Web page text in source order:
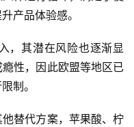
产品体验感。
，其潜在风险也逐渐显
性，因此欧盟等地区已
制。
替代方案，苹果酸、柠